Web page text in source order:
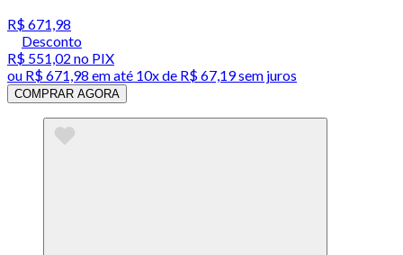
R$ 671,98
Desconto
R$ 551,02 no PIX
ou R$ 671,98 em até 10x de R$ 67,19 sem juros
COMPRAR AGORA